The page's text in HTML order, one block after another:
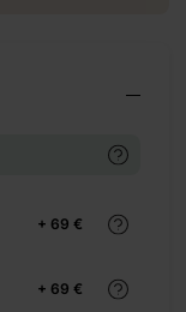
+ 69 €
+ 69 €